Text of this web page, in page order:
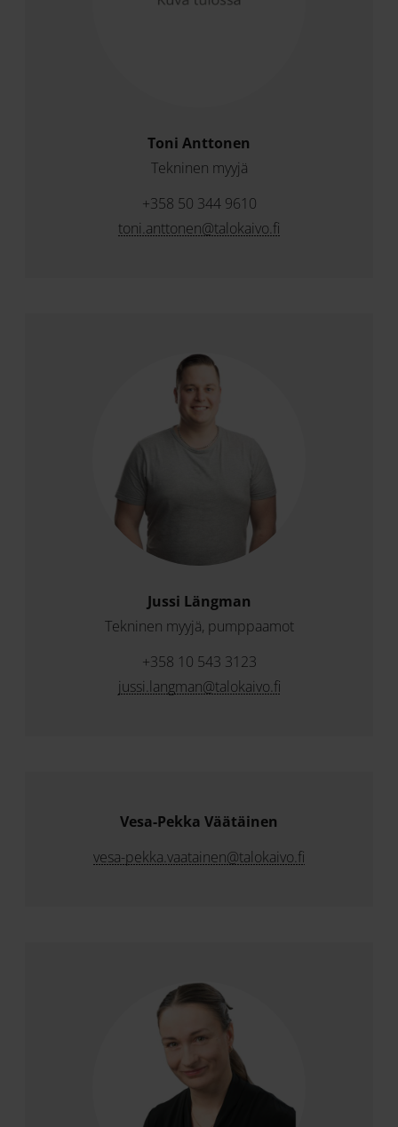
Toni Anttonen
Tekninen myyjä
+358 50 344 9610
toni.anttonen@talokaivo.fi
Jussi Längman
Tekninen myyjä, pumppaamot
+358 10 543 3123
jussi.langman@talokaivo.fi
Vesa-Pekka Väätäinen
vesa-pekka.vaatainen@talokaivo.fi